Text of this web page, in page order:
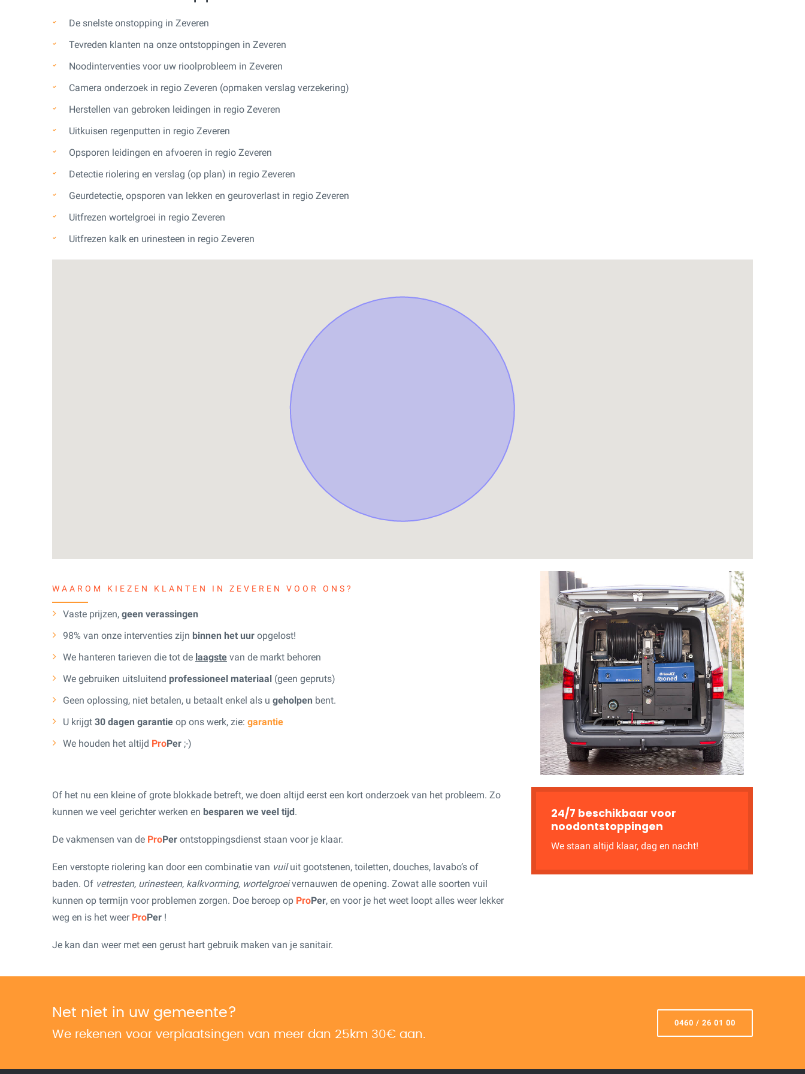
De snelste onstopping in Zeveren
Tevreden klanten na onze ontstoppingen in Zeveren
Noodinterventies voor uw rioolprobleem in Zeveren
Camera onderzoek in regio Zeveren (opmaken verslag verzekering)
Herstellen van gebroken leidingen in regio Zeveren
Uitkuisen regenputten in regio Zeveren
Opsporen leidingen en afvoeren in regio Zeveren
Detectie riolering en verslag (op plan) in regio Zeveren
Geurdetectie, opsporen van lekken en geuroverlast in regio Zeveren
Uitfrezen wortelgroei in regio Zeveren
Uitfrezen kalk en urinesteen in regio Zeveren
WAAROM KIEZEN KLANTEN IN ZEVEREN VOOR ONS?
Vaste prijzen, geen verassingen
98% van onze interventies zijn binnen het uur opgelost!
We hanteren tarieven die tot de laagste van de markt behoren
We gebruiken uitsluitend professioneel materiaal (geen gepruts)
Geen oplossing, niet betalen, u betaalt enkel als u geholpen bent.
U krijgt 30 dagen garantie op ons werk, zie: garantie
We houden het altijd ProPer ;-)
Of het nu een kleine of grote blokkade betreft, we doen altijd eerst een kort onderzoek van het probleem. Zo
kunnen we veel gerichter werken en besparen we veel tijd.
De vakmensen van de ProPer ontstoppingsdienst staan voor je klaar.
Een verstopte riolering kan door een combinatie van vuiluit gootstenen, toiletten, douches, lavabo’s of
baden. Of vetresten, urinesteen, kalkvorming, wortelgroeivernauwen de opening. Zowat alle soorten vuil
kunnen op termijn voor problemen zorgen. Doe beroep op ProPer, en voor je het weet loopt alles weer lekker
weg en is het weer ProPer !
Je kan dan weer met een gerust hart gebruik maken van je sanitair.
24/7 beschikbaar voor
noodontstoppingen
We staan altijd klaar, dag en nacht!
Net niet in uw gemeente?
We rekenen voor verplaatsingen van meer dan 25km 30€ aan.
0460 / 26 01 00